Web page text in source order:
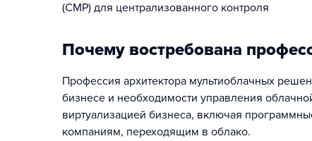
(CMP) для централизованного контроля
Почему востребована
Профессия архитектора мультиоблачных
бизнесе и необходимости управления
виртуализацией бизнеса, включая
компаниям, переходящим в облако.